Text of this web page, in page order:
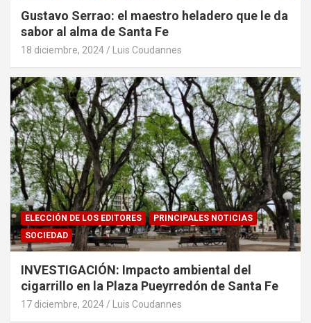
Gustavo Serrao: el maestro heladero que le da
sabor al alma de Santa Fe
18 diciembre, 2024 Luis Coudannes
ELECCIÓN DE LOS EDITORES
PRINCIPALES NOTICIAS
SOCIEDAD
INVESTIGACIÓN: Impacto ambiental del
cigarrillo en la Plaza Pueyrredón de Santa Fe
17 diciembre, 2024 Luis Coudannes